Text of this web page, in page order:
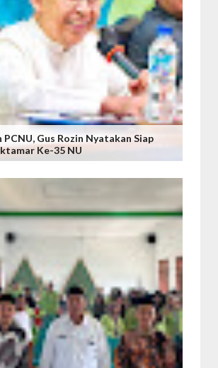
PCNU, Gus Rozin Nyatakan Siap
Ke-35 NU